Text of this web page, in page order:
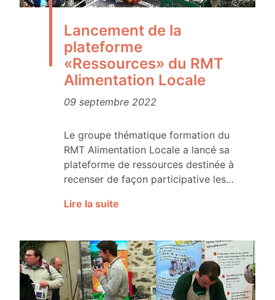
Lancement de la
plateforme
«Ressources» du RMT
Alimentation Locale
09 septembre 2022
Le groupe thématique formation du
RMT Alimentation Locale a lancé sa
plateforme de ressources destinée à
recenser de façon participative les…
Lire la suite